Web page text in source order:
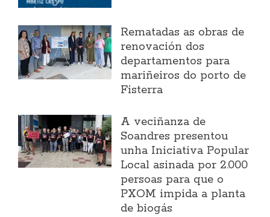
Rematadas as obras de
renovación dos
departamentos para
mariñeiros do porto de
Fisterra
A veciñanza de
Soandres presentou
unha Iniciativa Popular
Local asinada por 2.000
persoas para que o
PXOM impida a planta
de biogás